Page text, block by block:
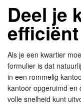
Deel je
Als je een kwartier
formulier is dat
in een rommelig
kantoor opgeruimd en
volle snelheid kunt